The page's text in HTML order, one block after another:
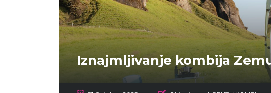
Iznajmljivanje kombija